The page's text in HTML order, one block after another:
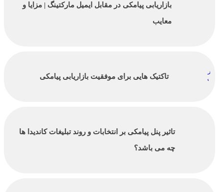
بازاریابی پیامکی در مقابل ایمیل مارکتینگ | مزایا و
معایب
تاکتیک‌ هایی برای موفقیت بازاریابی پیامکی
تاثیر پنل پیامکی بر انتخابات و روند تبلیغات کاندیدا ها
چه می باشد؟